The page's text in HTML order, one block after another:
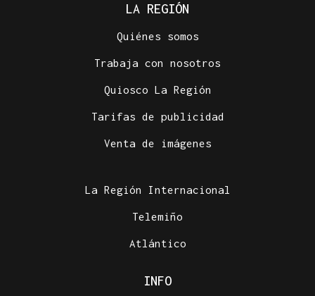
LA REGIÓN
Quiénes somos
Trabaja con nosotros
Quiosco La Región
Tarifas de publicidad
Venta de imágenes
La Región Internacional
Telemiño
Atlántico
INFO